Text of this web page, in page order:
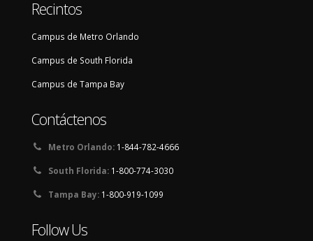
Recintos
Campus de Metro Orlando
Campus de South Florida
Campus de Tampa Bay
Contáctenos
Metro Orlando: 1-844-782-4666
South Florida: 1-800-774-3030
Tampa Bay: 1-800-919-1099
Follow Us